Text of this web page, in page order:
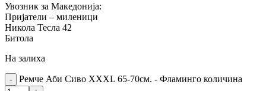
Увозник за Македонија:
Пријатели – миленици
Никола Тесла 42
Битола
На залиха
Ремче Аби Сиво XXXL 65-70см. - Фламинго количина